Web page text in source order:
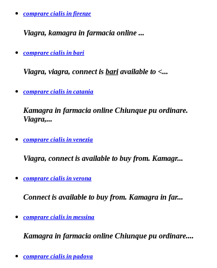
comprare cialis in firenze
Viagra, kamagra in farmacia online ...
comprare cialis in bari
Viagra, viagra, connect is bariavailable to <...
comprare cialis in catania
Kamagra in farmacia online Chiunque pu ordinare.
Viagra,...
comprare cialis in venezia
Viagra, connect is available to buy from. Kamagr...
comprare cialis in verona
Connect is available to buy from. Kamagra in far...
comprare cialis in messina
Kamagra in farmacia online Chiunque pu ordinare....
comprare cialis in padova